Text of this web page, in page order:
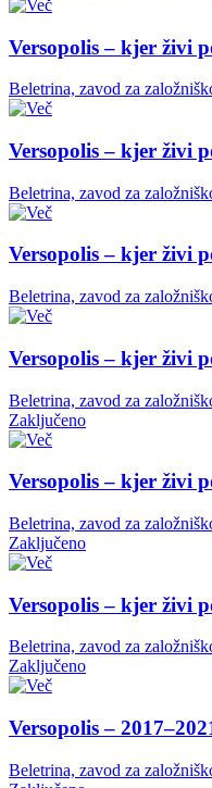
Versopolis – kjer živi
Beletrina, zavod za
Versopolis – kjer živi
Beletrina, zavod za
Versopolis – kjer živi
Beletrina, zavod za
Versopolis – kjer živi
Beletrina, zavod za
Zaključeno
Versopolis – kjer živi
Beletrina, zavod za
Zaključeno
Versopolis – kjer živi
Beletrina, zavod za
Zaključeno
Versopolis –
Beletrina, zavod za